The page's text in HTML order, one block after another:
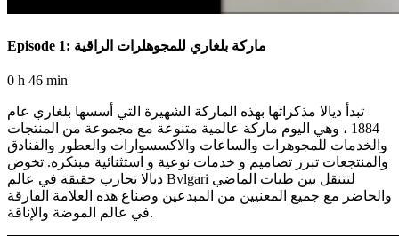
Episode 1: ماركة بلغاري للمجوهلرات الراقية
0 h 46 min
تبدأ ديالا مذكراتها بهذه الماركة الشهيرة التي أسسها بلغاري عام
1884 ، وهي اليوم ماركة عالمية متنوعة مع مجموعة من المنتجات
والخدمات للمجوهرات والساعات والاكسسوارات والعطور والفنادق
والمنتجعات تبرز تصاميم و خدمات نوعية و استثنائية مبتكره. تخوض
ديالا تجارب حقيقة في عالم Bvlgari لتتنقل بين طيات الماضي
والحاضر مع جميع المعنيين من المبدعين وصناع هذه العلامة الفارقة
في عالم الموضة والإناقة.